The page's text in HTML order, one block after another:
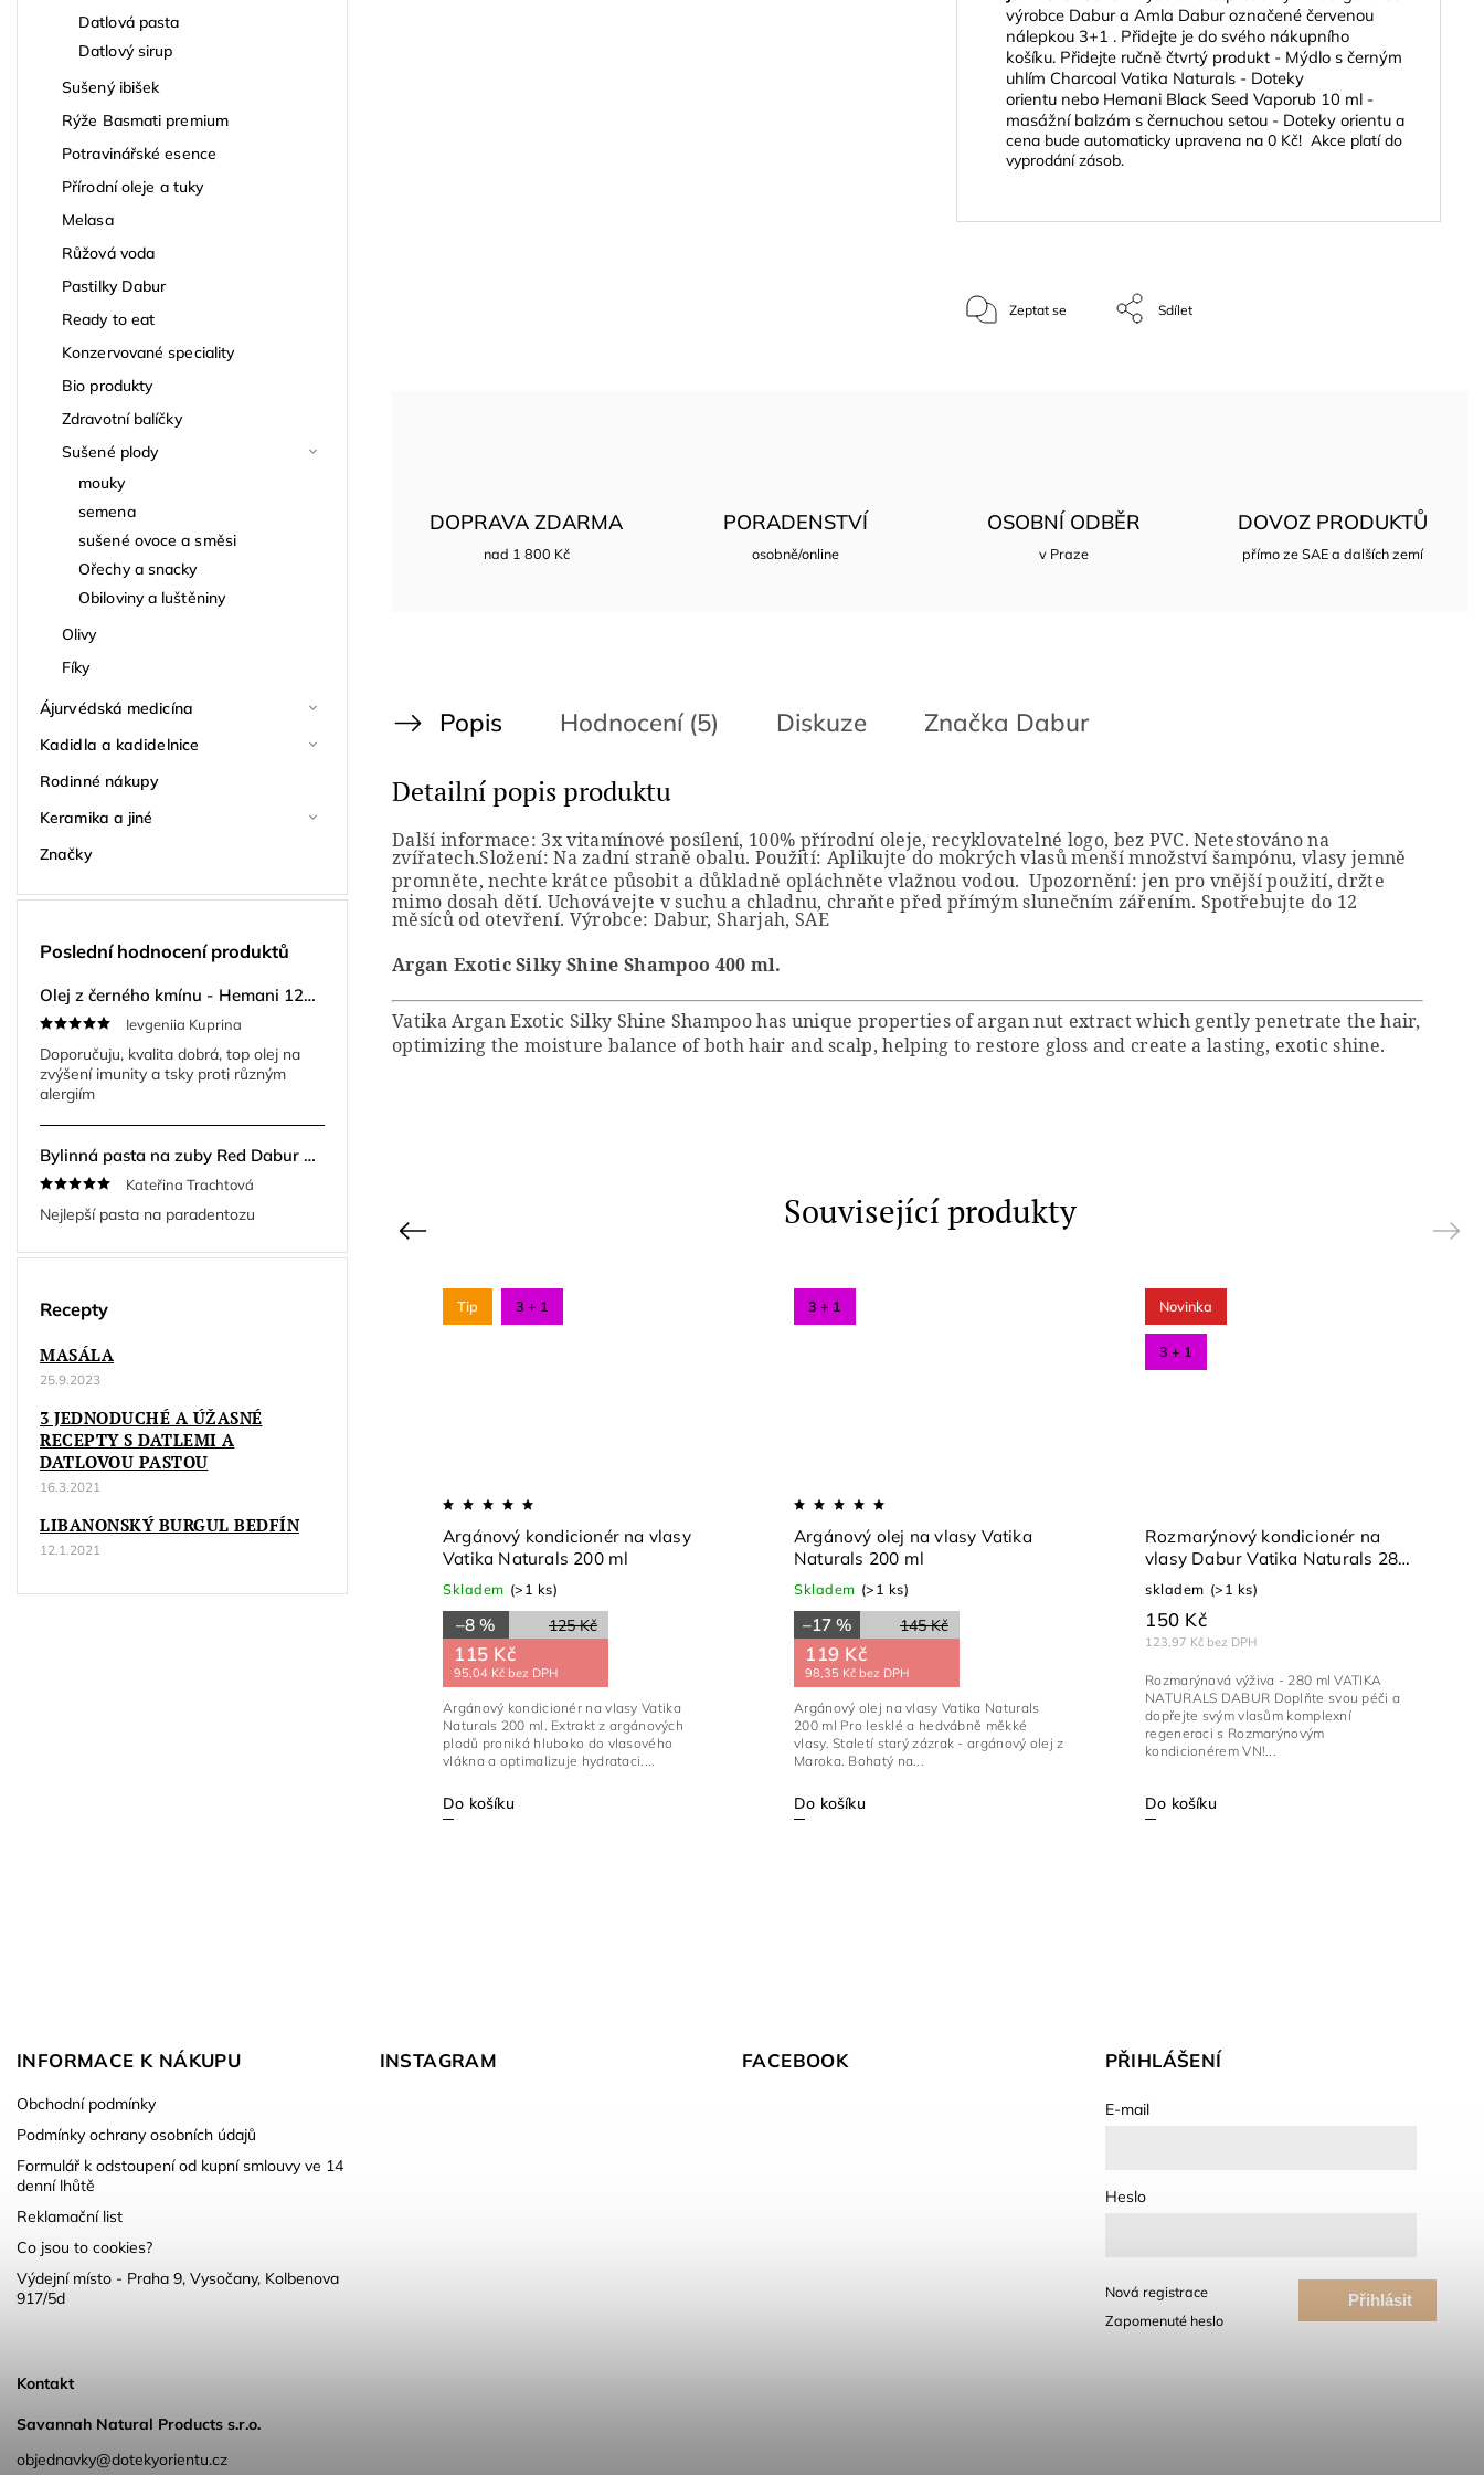
Datlová pasta
Datlový sirup
Sušený ibišek
Rýže Basmati premium
Potravinářské esence
Přírodní oleje a tuky
Melasa
Růžová voda
Pastilky Dabur
Ready to eat
Konzervované speciality
Bio produkty
Zdravotní balíčky
Sušené plody
mouky
semena
sušené ovoce a směsi
Ořechy a snacky
Obiloviny a luštěniny
Olivy
Fíky
Ájurvédská medicína
Kadidla a kadidelnice
Rodinné nákupy
Keramika a jiné
Značky
Poslední hodnocení produktů
Olej z černého kmínu - Hemani 125ml
Ievgeniia Kuprina
Doporučuju, kvalita dobrá, top olej na
zvýšení imunity a tsky proti různým
alergiím
Bylinná pasta na zuby Red Dabur Herbal 200 g + kartáček ZDARMA
Kateřina Trachtová
Nejlepší pasta na paradentozu
Recepty
MASÁLA
25.9.2023
3 JEDNODUCHÉ A ÚŽASNÉ
RECEPTY S DATLEMI A
DATLOVOU PASTOU
16.3.2021
LIBANONSKÝ BURGUL BEDFÍN
12.1.2021
výrobce Dabur a Amla Dabur označené červenou
nálepkou 3+1 . Přidejte je do svého nákupního
košíku. Přidejte ručně čtvrtý produkt - Mýdlo s černým
uhlím Charcoal Vatika Naturals - Doteky
orientu nebo Hemani Black Seed Vaporub 10 ml -
masážní balzám s černuchou setou - Doteky orientu a
cena bude automaticky upravena na 0 Kč! Akce platí do
vyprodání zásob.
Zeptat se Sdílet
DOPRAVA ZDARMA
nad 1 800 Kč
PORADENSTVÍ
osobně/online
OSOBNÍ ODBĚR
v Praze
DOVOZ PRODUKTŮ
přímo ze SAE a dalších zemí
Popis Hodnocení (5) Diskuze Značka Dabur
Detailní popis produktu
Další informace: 3x vitamínové posílení, 100% přírodní oleje, recyklovatelné logo, bez PVC. Netestováno na
zvířatech.Složení: Na zadní straně obalu. Použití: Aplikujte do mokrých vlasů menší množství šampónu, vlasy jemně
promněte, nechte krátce působit a důkladně opláchněte vlažnou vodou. Upozornění: jen pro vnější použití, držte
mimo dosah dětí. Uchovávejte v suchu a chladnu, chraňte před přímým slunečním zářením. Spotřebujte do 12
měsíců od otevření. Výrobce: Dabur, Sharjah, SAE
Argan Exotic Silky Shine Shampoo 400 ml.
Vatika Argan Exotic Silky Shine Shampoo has unique properties of argan nut extract which gently penetrate the hair,
optimizing the moisture balance of both hair and scalp, helping to restore gloss and create a lasting, exotic shine.
Související produkty
Previous
Akce
3 + 1
Argánová vlasová maska Dabur
Vatika Naturals 500 g.
Tip 3 + 1
Argánový kondicionér na vlasy
Vatika Naturals 200 ml
Skladem (>1 ks)
125 Kč
–8 %
115 Kč
95,04 Kč bez DPH
Do košíku
Argánový kondicionér na vlasy Vatika
Naturals 200 ml. Extrakt z argánových
plodů proniká hluboko do vlasového
vlákna a optimalizuje hydrataci....
3 + 1
Argánový olej na vlasy Vatika
Naturals 200 ml
Skladem (>1 ks)
145 Kč
–17 %
119 Kč
98,35 Kč bez DPH
Do košíku
Argánový olej na vlasy Vatika Naturals
200 ml Pro lesklé a hedvábně měkké
vlasy. Staletí starý zázrak - argánový olej z
Maroka. Bohatý na...
Novinka
3 + 1
Rozmarýnový kondicionér na
vlasy Dabur Vatika Naturals 280
ml
skladem (>1 ks)
123,97 Kč bez DPH
150 Kč
Do košíku
Rozmarýnová výživa - 280 ml VATIKA
NATURALS DABUR Doplňte svou péči a
dopřejte svým vlasům komplexní
regeneraci s Rozmarýnovým
kondicionérem VN!...
Next
INFORMACE K NÁKUPU
Obchodní podmínky
Podmínky ochrany osobních údajů
Formulář k odstoupení od kupní smlouvy ve 14
denní lhůtě
Reklamační list
Co jsou to cookies?
Výdejní místo - Praha 9, Vysočany, Kolbenova
917/5d
INSTAGRAM FACEBOOK PŘIHLÁŠENÍ
E-mail
Heslo
Přihlásit
Nová registrace
Zapomenuté heslo
Kontakt
Savannah Natural Products s.r.o.
objednavky@dotekyorientu.cz